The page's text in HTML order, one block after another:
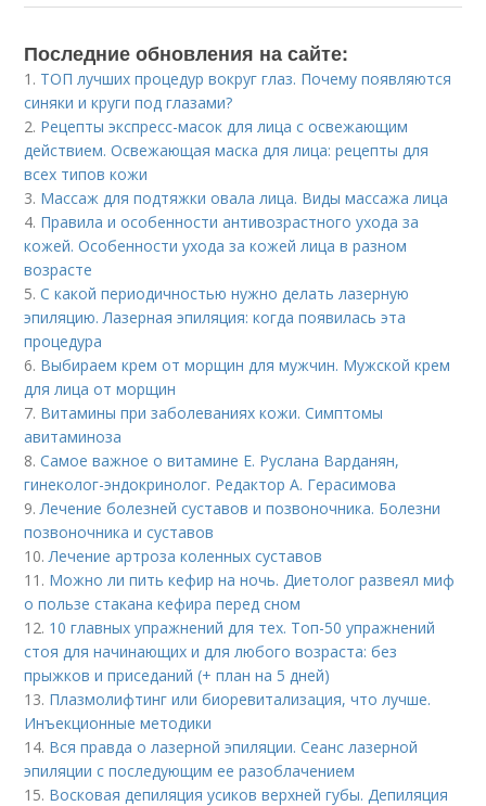
Последние обновления на сайте:
1. ТОП лучших процедур вокруг глаз. Почему появляются
синяки и круги под глазами?
2. Рецепты экспресс-масок для лица с освежающим
действием. Освежающая маска для лица: рецепты для
всех типов кожи
3. Массаж для подтяжки овала лица. Виды массажа лица
4. Правила и особенности антивозрастного ухода за
кожей. Особенности ухода за кожей лица в разном
возрасте
5.С какой периодичностью нужно делать лазерную
эпиляцию. Лазерная эпиляция: когда появилась эта
процедура
6. Выбираем крем от морщин для мужчин. Мужской крем
для лица от морщин
7. Витамины при заболеваниях кожи. Симптомы
авитаминоза
8.Самое важное о витамине Е. Руслана Варданян,
гинеколог-эндокринолог. Редактор А. Герасимова
9.Лечение болезней суставов и позвоночника. Болезни
позвоночника и суставов
10.Лечение артроза коленных суставов
11. Можно ли пить кефир на ночь. Диетолог развеял миф
о пользе стакана кефира перед сном
12. 10 главных упражнений для тех. Топ-50 упражнений
стоя для начинающих и для любого возраста: без
прыжков и приседаний (+ план на 5 дней)
13. Плазмолифтинг или биоревитализация, что лучше.
Инъекционные методики
14. Вся правда о лазерной эпиляции. Сеанс лазерной
эпиляции с последующим ее разоблачением
15. Восковая депиляция усиков верхней губы. Депиляция